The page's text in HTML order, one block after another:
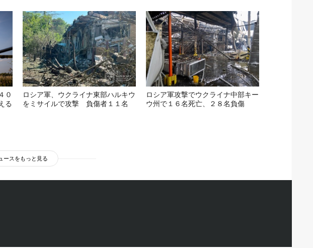
０
る
ロシア軍、ウクライナ東部ハルキウ
をミサイルで攻撃 負傷者１１名
ロシア軍攻撃でウクライナ中部キー
ウ州で１６名死亡、２８名負傷
ースをもっと見る